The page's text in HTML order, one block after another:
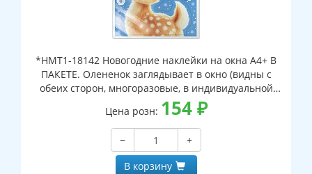
*НМТ1-18142 Новогодние наклейки на окна А4+ В
ПАКЕТЕ. Олененок заглядывает в окно (видны с
обеих сторон, многоразовые, в индивидуальной
упаковке, с европодвесом и клеевым клапаном)
Цена розн: 154₽
−
+
В корзину